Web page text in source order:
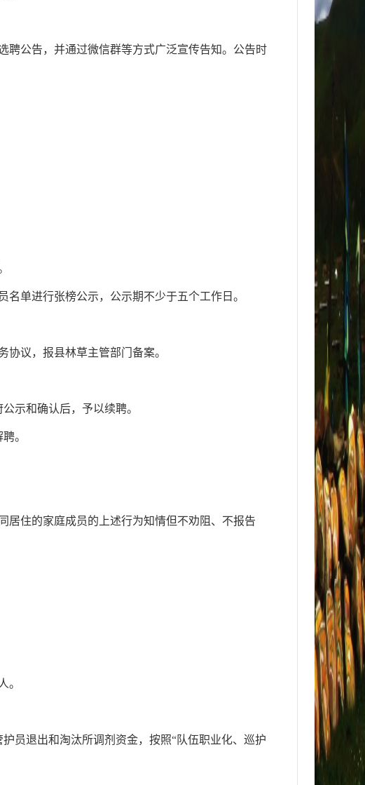
聘公告，并通过微信群等方式广泛宣传告知。公告时
单进行张榜公示，公示期不少于五个工作日。
协议，报县林草主管部门备案。
示和确认后，予以续聘。
。
居住的家庭成员的上述行为知情但不劝阻、不报告
。
员退出和淘汰所调剂资金，按照“队伍职业化、巡护